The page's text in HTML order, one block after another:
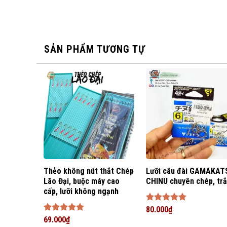
Facebook TikTok Zalo
Website Shopee Sendo
SẢN PHẨM TƯƠNG TỰ
Thẻo không nút thắt Chép
Lão Đại, buộc máy cao
cấp, lưỡi không ngạnh
Được xếp
69.000₫
Lưỡi câu đài
CHINU chuyên chép,
Được xếp
80.000₫